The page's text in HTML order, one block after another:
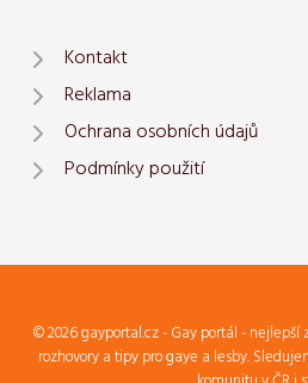
Kontakt
Reklama
Ochrana osobních údajů
Podmínky použití
© 2026 gayportal.cz - Gay portál -
rozhovory a tipy pro gaye a lesby.